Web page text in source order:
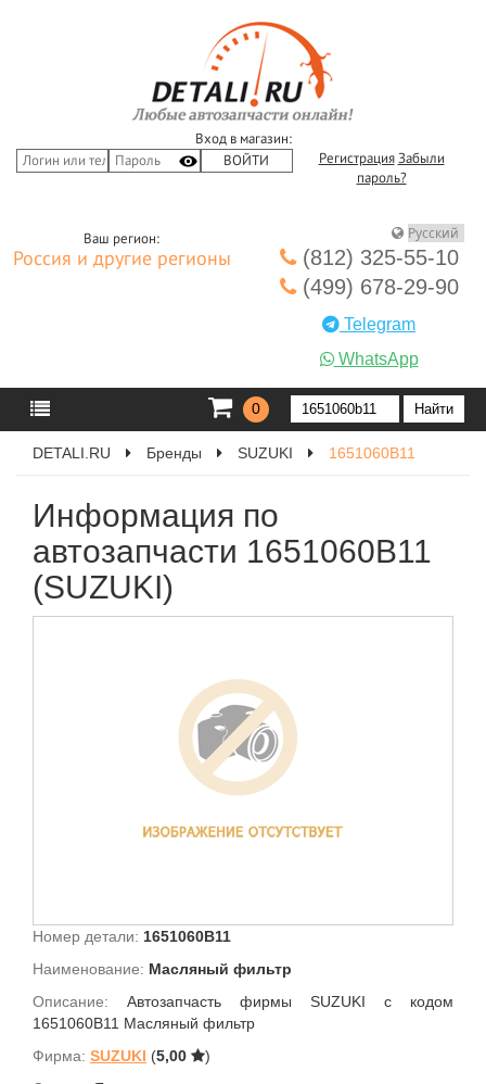
Вход в магазин:
Регистрация Забыли
пароль?
Ваш регион:
Россия и другие регионы
(812) 325-55-10
(499) 678-29-90
Telegram
WhatsApp
0
DETALI.RU Бренды SUZUKI 1651060B11
Информация по
автозапчасти 1651060B11
(SUZUKI)
Номер детали: 1651060B11
Наименование: Масляный фильтр
Описание: Автозапчасть фирмы SUZUKI с кодом
1651060B11 Масляный фильтр
Фирма: SUZUKI (5,00
)